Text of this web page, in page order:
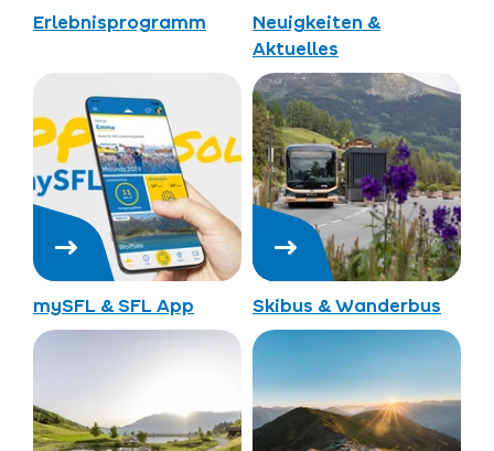
Erlebnisprogramm
Neuigkeiten &
Aktuelles
mySFL & SFL App Skibus & Wanderbus